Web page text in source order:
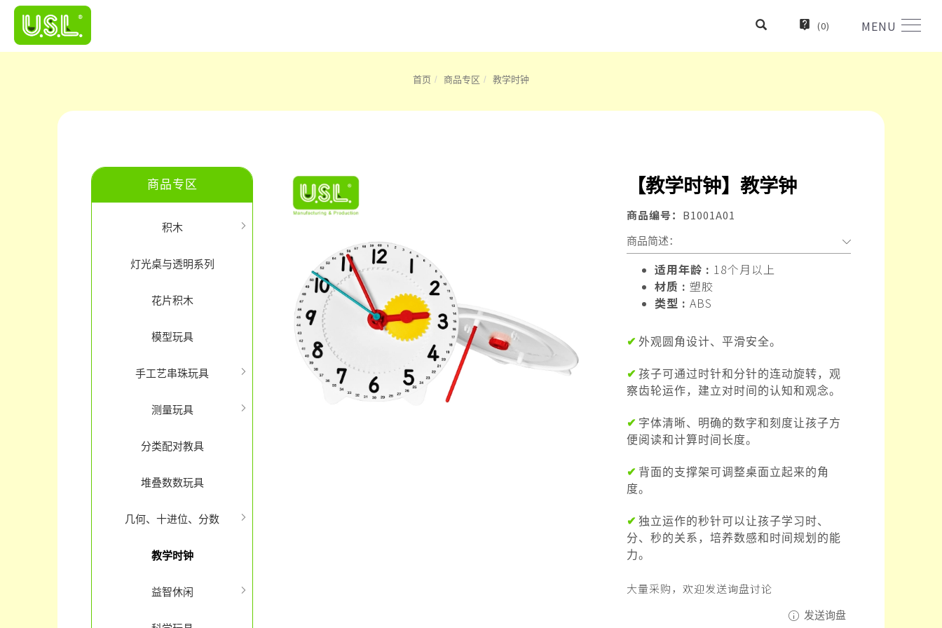
MENU
(0)
首页 商品专区 教学时钟
商品专区
积木
灯光桌与透明系列
花片积木
模型玩具
手工艺串珠玩具
测量玩具
分类配对教具
堆叠数数玩具
几何、十进位、分数
教学时钟
益智休闲
【教学时钟】教学钟
商品编号： B1001A01
商品简述：
适用年龄 : 18个月以上
材质 : 塑胶
类型 : ABS
✔ 外观圆角设计、平滑安全。
✔ 孩子可通过时针和分针的连动旋转，观
察齿轮运作，建立对时间的认知和观念。
✔ 字体清晰、明确的数字和刻度让孩子方
便阅读和计算时间长度。
✔ 背面的支撑架可调整桌面立起来的角
度。
✔ 独立运作的秒针可以让孩子学习时、
分、秒的关系，培养数感和时间规划的能
力。
大量采购，欢迎发送询盘讨论
发送询盘